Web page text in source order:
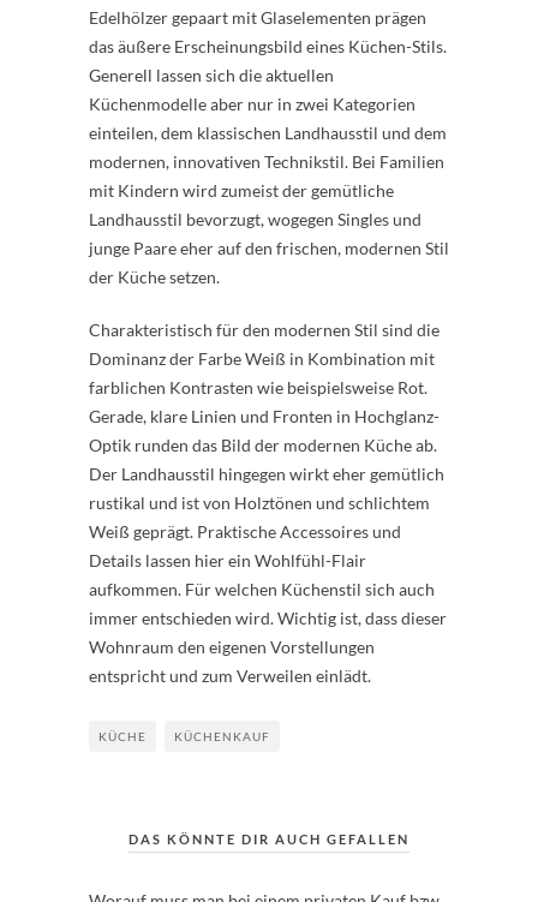
Edelhölzer gepaart mit Glaselementen prägen
das äußere Erscheinungsbild eines Küchen-Stils.
Generell lassen sich die aktuellen
Küchenmodelle aber nur in zwei Kategorien
einteilen, dem klassischen Landhausstil und dem
modernen, innovativen Technikstil. Bei Familien
mit Kindern wird zumeist der gemütliche
Landhausstil bevorzugt, wogegen Singles und
junge Paare eher auf den frischen, modernen Stil
der Küche setzen.
Charakteristisch für den modernen Stil sind die
Dominanz der Farbe Weiß in Kombination mit
farblichen Kontrasten wie beispielsweise Rot.
Gerade, klare Linien und Fronten in Hochglanz-
Optik runden das Bild der modernen Küche ab.
Der Landhausstil hingegen wirkt eher gemütlich
rustikal und ist von Holztönen und schlichtem
Weiß geprägt. Praktische Accessoires und
Details lassen hier ein Wohlfühl-Flair
aufkommen. Für welchen Küchenstil sich auch
immer entschieden wird. Wichtig ist, dass dieser
Wohnraum den eigenen Vorstellungen
entspricht und zum Verweilen einlädt.
KÜCHE KÜCHENKAUF
DAS KÖNNTE DIR AUCH GEFALLEN